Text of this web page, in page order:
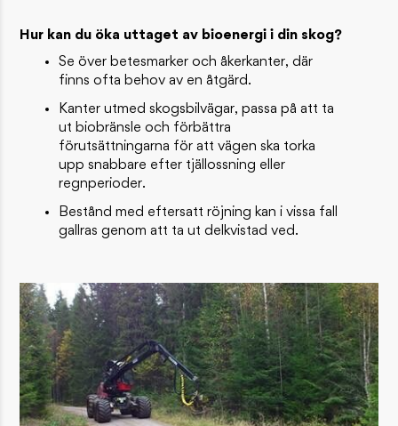
Hur kan du öka uttaget av bioenergi i din skog?
Se över betesmarker och åkerkanter, där
finns ofta behov av en åtgärd.
Kanter utmed skogsbilvägar, passa på att ta
ut biobränsle och förbättra
förutsättningarna för att vägen ska torka
upp snabbare efter tjällossning eller
regnperioder.
Bestånd med eftersatt röjning kan i vissa fall
gallras genom att ta ut delkvistad ved.